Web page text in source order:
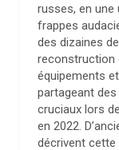
russes, en une
frappes
des dizaines
reconstruction
équipements
partageant
cruciaux lors
en 2022.
décrivent